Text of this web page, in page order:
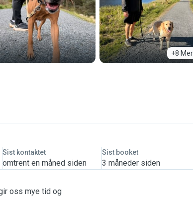
+8 Mer
Sist kontaktet
omtrent en måned siden
Sist booket
3 måneder siden
oss mye tid og